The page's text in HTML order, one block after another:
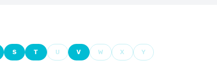
S T U V W X Y